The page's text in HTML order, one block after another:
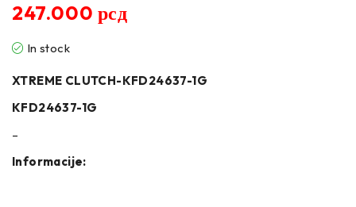
247.000 рсд
In stock
XTREME CLUTCH-KFD24637-1G
KFD24637-1G
–
Informacije: